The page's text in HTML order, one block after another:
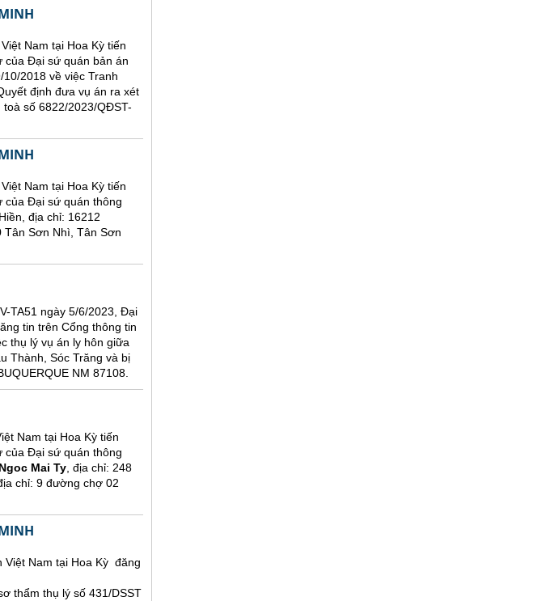
Nam tại Hoa Kỳ tiến
của Đại sứ quán bản án
2018 về việc Tranh
định đưa vụ án ra xét
số 6822/2023/QĐST-
Nam tại Hoa Kỳ tiến
của Đại sứ quán thông
địa chỉ: 16212
Tân Sơn Nhì, Tân Sơn
TA51 ngày 5/6/2023, Đại
tin trên Cổng thông tin
thụ lý vụ án ly hôn giữa
Thành, Sóc Trăng và bị
NM 87108.
Nam tại Hoa Kỳ tiến
của Đại sứ quán thông
Mai Ty , địa chỉ: 248
địa chỉ: 9 đường chợ 02
Việt Nam tại Hoa Kỳ đăng
thẩm thụ lý số 431/DSST